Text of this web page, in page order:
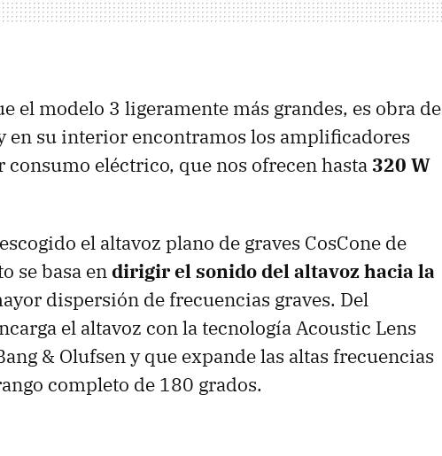
el modelo 3 ligeramente más grandes, es obra de
en su interior encontramos los amplificadores
consumo eléctrico, que nos ofrecen hasta 320 W
el altavoz plano de graves CosCone de
se basa endirigir el sonido del altavoz hacia la
dispersión de frecuencias graves. Del
el altavoz con la tecnología Acoustic Lens
& Olufsen y que expande las altas frecuencias
completo de 180 grados.